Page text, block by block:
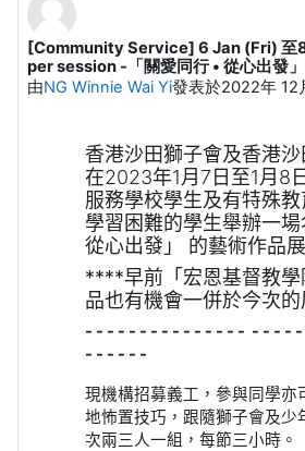
[Community Service] 6 Jan (Fri) 至
per session -「關愛同行 • 從心出發
由NG Winnie Wai Yi發表於2022年 12
Number of replies: 0
香港沙田獅子會及香港
在2023年1月 7 日至1月 8
服務學校學生及有特殊
學習困難的學生舉辦一
從心出發」
的藝術作品
****早前「宏恩基督教學
品也有機會一併於今次
- - - - - - - - - - - - - - - - - - -
- - - - - -
現機構招募義工，參與同學亦
地怖置技巧，跟隨獅子會及少
次兩三人一組，每節三小時。